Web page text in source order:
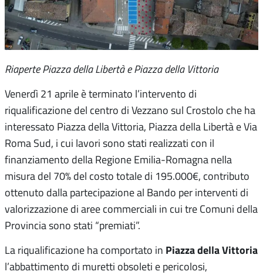
Riaperte Piazza della Libertà e Piazza della Vittoria
Venerdì 21 aprile è terminato l’intervento di
riqualificazione del centro di Vezzano sul Crostolo che ha
interessato Piazza della Vittoria, Piazza della Libertà e Via
Roma Sud, i cui lavori sono stati realizzati con il
finanziamento della Regione Emilia-Romagna nella
misura del 70% del costo totale di 195.000€, contributo
ottenuto dalla partecipazione al Bando per interventi di
valorizzazione di aree commerciali in cui tre Comuni della
Provincia sono stati “premiati”.
La riqualificazione ha comportato in Piazza della Vittoria
l’abbattimento di muretti obsoleti e pericolosi,